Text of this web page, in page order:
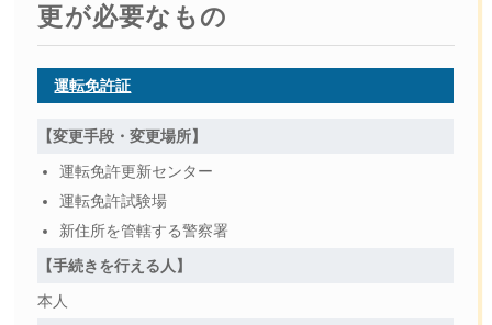
更が必要なもの
運転免許証
【変更手段・変更場所】
運転免許更新センター
運転免許試験場
新住所を管轄する警察署
【手続きを行える人】
本人